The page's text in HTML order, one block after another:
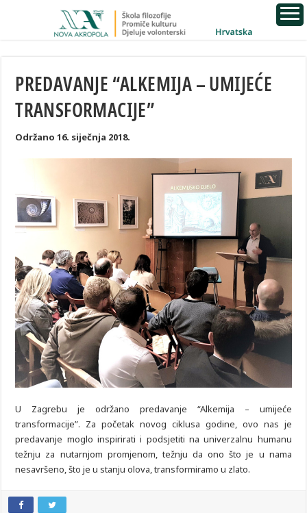
PREDAVANJE “ALKEMIJA – UMIJEĆE
TRANSFORMACIJE”
Održano 16. siječnja 2018.
U Zagrebu je održano predavanje “Alkemija – umijeće
transformacije”. Za početak novog ciklusa godine, ovo nas je
predavanje moglo inspirirati i podsjetiti na univerzalnu humanu
težnju za nutarnjom promjenom, težnju da ono što je u nama
nesavršeno, što je u stanju olova, transformiramo u zlato.